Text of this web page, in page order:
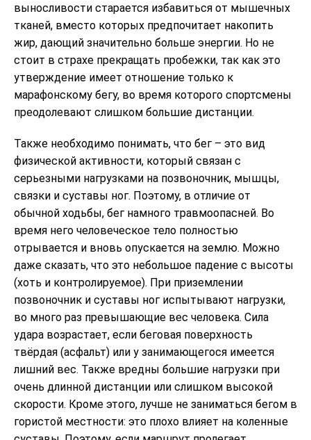
выносливости старается избавиться от мышечных
тканей, вместо которых предпочитает накопить
жир, дающий значительно больше энергии. Но не
стоит в страхе прекращать пробежки, так как это
утверждение имеет отношение только к
марафонскому бегу, во время которого спортсмены
преодолевают слишком большие дистанции.
Также необходимо понимать, что бег – это вид
физической активности, который связан с
серьезными нагрузками на позвоночник, мышцы,
связки и суставы ног. Поэтому, в отличие от
обычной ходьбы, бег намного травмоопасней. Во
время него человеческое тело полностью
отрывается и вновь опускается на землю. Можно
даже сказать, что это небольшое падение с высоты
(хоть и контролируемое). При приземлении
позвоночник и суставы ног испытывают нагрузки,
во много раз превышающие вес человека. Сила
удара возрастает, если беговая поверхность
твёрдая (асфальт) или у занимающегося имеется
лишний вес. Также вредны большие нагрузки при
очень длинной дистанции или слишком высокой
скорости. Кроме этого, лучше не заниматься бегом в
гористой местности: это плохо влияет на коленные